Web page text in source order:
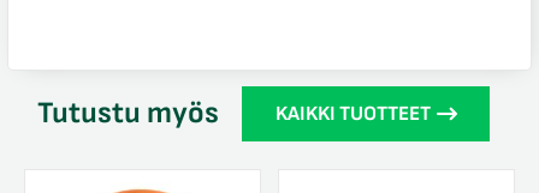
Tutustu myös KAIKKI TUOTTEET